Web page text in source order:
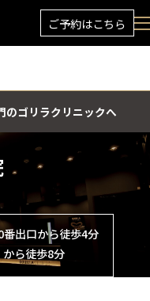
ご予約はこちら
のゴリラクリニックへ
出口から徒歩4分
ら徒歩8分